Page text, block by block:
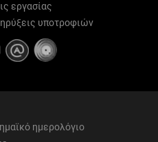
εργασίας
υποτροφιών
ημερολόγιο